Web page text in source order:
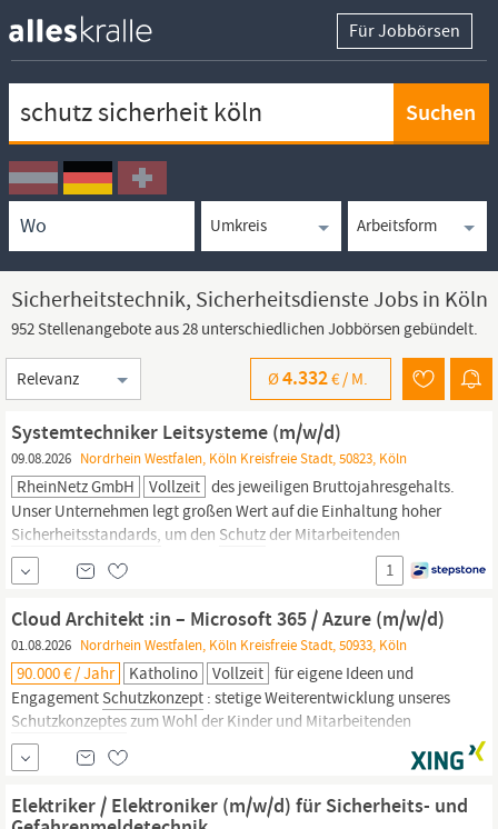
Für Jobbörsen
Ortssuche
Umkreissuche
Arbeitsform
Sicherheitstechnik, Sicherheitsdienste Jobs in Köln
952 Stellenangebote aus 28 unterschiedlichen Jobbörsen gebündelt.
Sortierung
Ø4.332€ / M.
Systemtechniker Leitsysteme (m/w/d)
09.08.2026 Nordrhein Westfalen, Köln Kreisfreie Stadt, 50823, Köln
RheinNetz GmbH Vollzeit des jeweiligen Bruttojahresgehalts.
Unser Unternehmen legt großen Wert auf die Einhaltung hoher
Sicherheitsstandards, um den Schutz der Mitarbeitenden
umfassend zu gewährleisten. Wir entwickeln uns gemeinsam
weiter! Bei uns stehen Menschen im Vordergrund. Vom
Mitarbeitergespräch bis zur vielfältigen Weiterbildung
1
Cloud Architekt :in – Microsoft 365 / Azure (m/w/d)
01.08.2026 Nordrhein Westfalen, Köln Kreisfreie Stadt, 50933, Köln
90.000 € / Jahr Katholino Vollzeit für eigene Ideen und
Engagement Schutzkonzept : stetige Weiterentwicklung unseres
Schutzkonzepteszum Wohl der Kinder und Mitarbeitenden
Entwicklungsmöglichkeiten : attraktive Karrierechancen eines
Startups Interessiert? Bewirb dich bequem online über unser
Bewerbungsformular. Der
deiner persönlichen Daten ist...
Elektriker / Elektroniker (m/w/d) für Sicherheits- und